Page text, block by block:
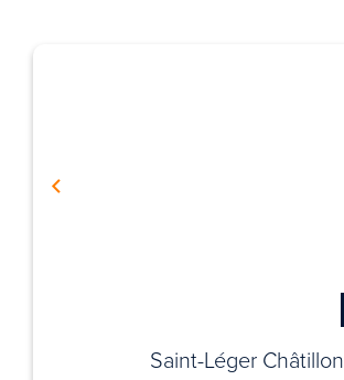
Saint-Léger Châtillon